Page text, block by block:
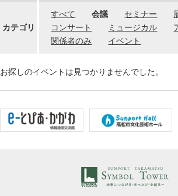
カテゴリ
すべて 会議 セミナー
コンサート
ミュージカル
関係者のみ
イベント
お探しのイベントは見つかりませんでした。